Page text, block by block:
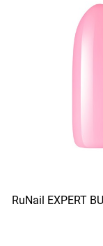
RuNail EXPERT